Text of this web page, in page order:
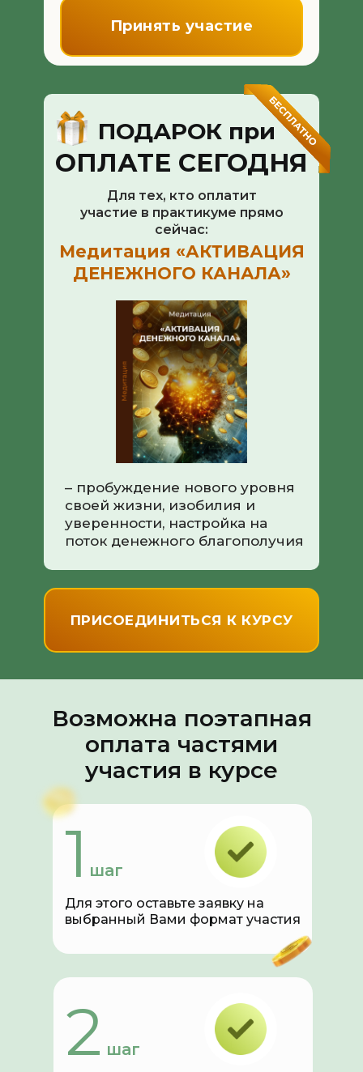
Принять участие
Для тех, кто оплатит
участие в практикуме прямо
сейчас:
ПРИСОЕДИНИТЬСЯ К КУРСУ
ПОДАРОК при
ОПЛАТЕ СЕГОДНЯ
Медитация «АКТИВАЦИЯ
ДЕНЕЖНОГО КАНАЛА»
– пробуждение нового уровня
своей жизни, изобилия и
уверенности, настройка на
поток денежного благополучия
Возможна поэтапная
оплата частями
участия в курсе
Для этого оставьте заявку на
выбранный Вами формат участия
1
2 шаг
шаг